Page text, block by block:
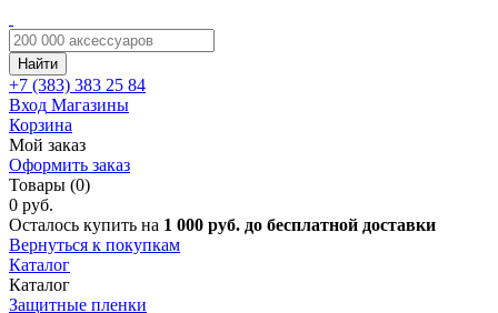
Найти
+7 (383) 383 25 84
Вход Магазины
Корзина
Мой заказ
Оформить заказ
Товары (0)
0 руб.
Осталось купить на 1 000 руб. до бесплатной доставки
Вернуться к покупкам
Каталог
Каталог
Защитные пленки